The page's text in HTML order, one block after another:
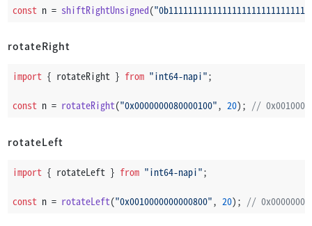
const n = shiftRightUnsigned(
rotateRight
import { rotateRight } from "int64-napi";
const n = rotateRight("0x0000000080000100", 20); //
rotateLeft
import { rotateLeft } from "int64-napi";
const n = rotateLeft("0x0010000000000800", 20); //